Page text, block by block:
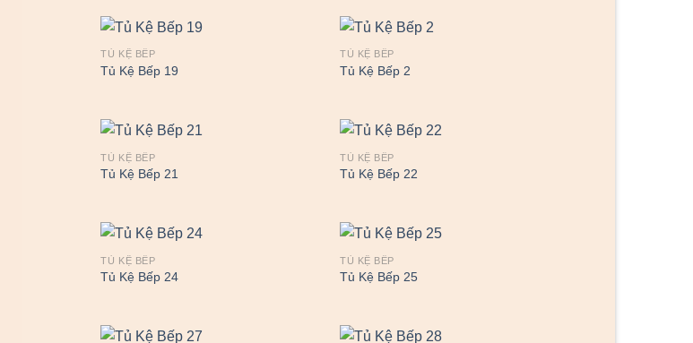
TỦ KỆ BẾP
Tủ Kệ Bếp 19
TỦ KỆ BẾP
Tủ Kệ Bếp 2
TỦ KỆ BẾP
Tủ Kệ Bếp 21
TỦ KỆ BẾP
Tủ Kệ Bếp 22
TỦ KỆ BẾP
Tủ Kệ Bếp 24
TỦ KỆ BẾP
Tủ Kệ Bếp 25